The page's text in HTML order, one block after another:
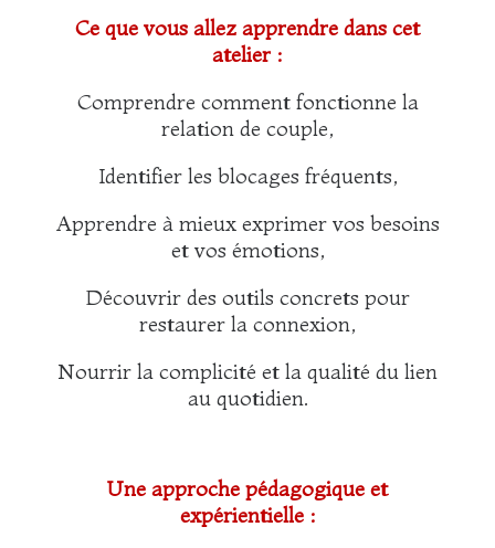
Ce que vous allez apprendre dans cet
atelier :
Comprendre comment fonctionne la
relation de couple,
Identifier les blocages fréquents,
Apprendre à mieux exprimer vos besoins
et vos émotions,
Découvrir des outils concrets pour
restaurer la connexion,
Nourrir la complicité et la qualité du lien
au quotidien.
Une approche pédagogique et
expérientielle :